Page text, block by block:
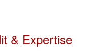
& Expertise